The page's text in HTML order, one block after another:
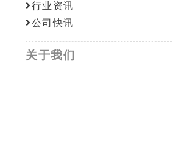
行业资讯
公司快讯
关于我们